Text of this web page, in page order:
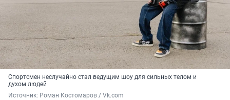
Спортсмен неслучайно стал ведущим шоу для сильных телом и
духом людей
Источник: Роман Костомаров / Vk.com